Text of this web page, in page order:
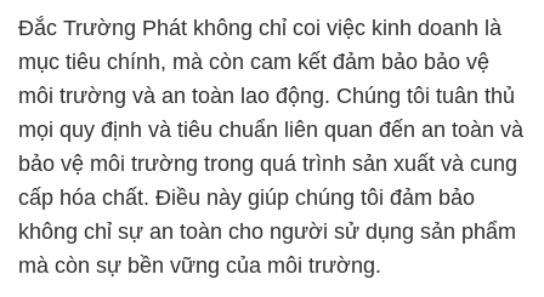
Đắc Trường Phát không chỉ coi việc kinh doanh là
mục tiêu chính, mà còn cam kết đảm bảo bảo vệ
môi trường và an toàn lao động. Chúng tôi tuân thủ
mọi quy định và tiêu chuẩn liên quan đến an toàn và
bảo vệ môi trường trong quá trình sản xuất và cung
cấp hóa chất. Điều này giúp chúng tôi đảm bảo
không chỉ sự an toàn cho người sử dụng sản phẩm
mà còn sự bền vững của môi trường.